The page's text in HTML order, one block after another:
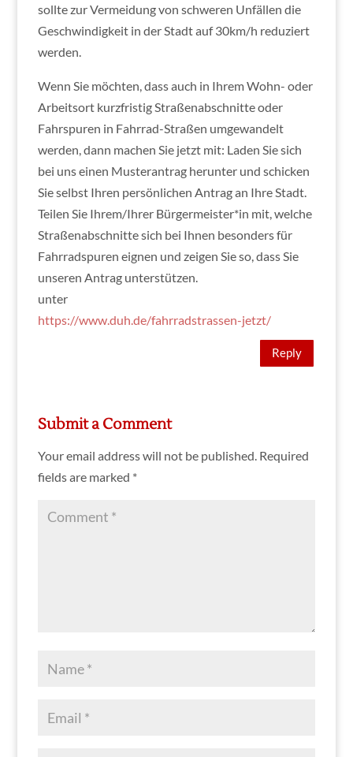
sollte zur Vermeidung von schweren Unfällen die
Geschwindigkeit in der Stadt auf 30km/h reduziert
werden.
Wenn Sie möchten, dass auch in Ihrem Wohn- oder
Arbeitsort kurzfristig Straßenabschnitte oder
Fahrspuren in Fahrrad-Straßen umgewandelt
werden, dann machen Sie jetzt mit: Laden Sie sich
bei uns einen Musterantrag herunter und schicken
Sie selbst Ihren persönlichen Antrag an Ihre Stadt.
Teilen Sie Ihrem/Ihrer Bürgermeister*in mit, welche
Straßenabschnitte sich bei Ihnen besonders für
Fahrradspuren eignen und zeigen Sie so, dass Sie
unseren Antrag unterstützen.
unter
https://www.duh.de/fahrradstrassen-jetzt/
Reply
Submit a Comment
Your email address will not be published. Required
fields are marked *